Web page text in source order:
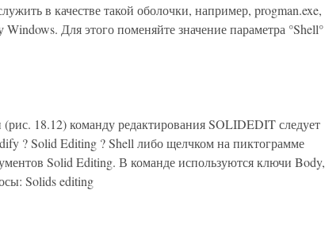
в качестве такой оболочки, например, progman.exe,
Для этого поменяйте значение параметра °Shell°
18.12) команду редактирования SOLIDEDIT следует
? Solid Editing ? Shell либо щелчком на пиктограмме
Solid Editing. В команде используются ключи Body,
Solids editing